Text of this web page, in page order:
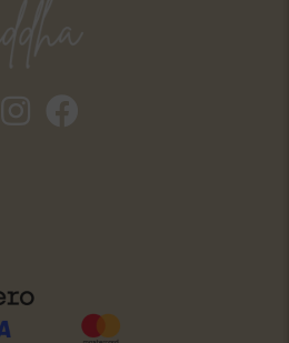
Tantebuddha.no instagram
Tantebuddha.no facebook